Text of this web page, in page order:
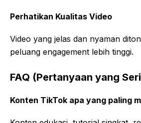
Perhatikan Kualitas Video
Video yang jelas dan nyaman
peluang engagement lebih tinggi.
FAQ (Pertanyaan yang
Konten TikTok apa yang paling